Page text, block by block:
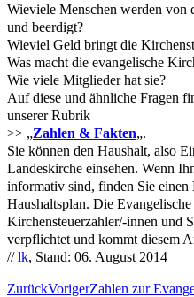
Wieviele Menschen werden von
und beerdigt?
Wieviel Geld bringt die
Was macht die evangelische
Wie viele Mitglieder hat sie?
Auf diese und ähnliche Fragen
unserer Rubrik
>> „Zahlen & Fakten„.
Sie können den Haushalt, also
Landeskirche einsehen. Wenn
informativ sind, finden Sie
Haushaltsplan. Die
Kirchensteuerzahler/-innen und
verpflichtet und kommt diesem
//lk, Stand: 06. August 2014
ZurückVorigerZahlen zur